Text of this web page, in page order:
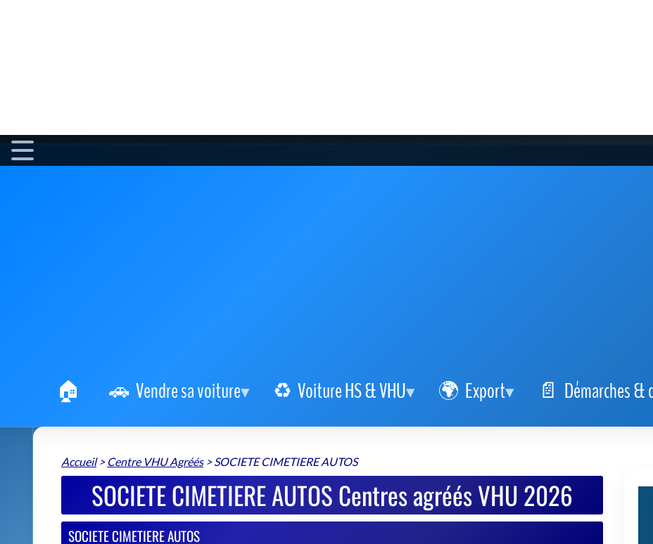
Vendre sa voiture Voiture HS & VHU Export Démarches &
Accueil> Centre VHU Agréés>SOCIETE CIMETIERE AUTOS
SOCIETE CIMETIERE AUTOS Centres agréés VHU 2026
SOCIETE CIMETIERE AUTOS